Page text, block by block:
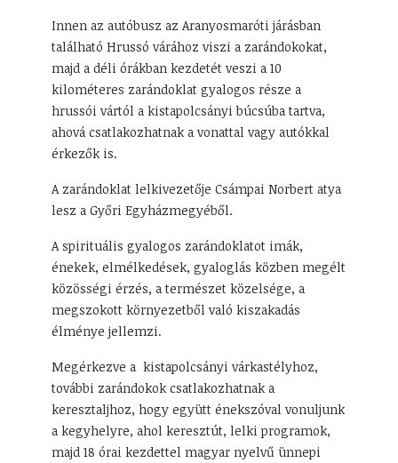
Innen az autóbusz az Aranyosmaróti járásban
található Hrussó várához viszi a zarándokokat,
majd a déli órákban kezdetét veszi a 10
kilométeres zarándoklat gyalogos része a
hrussói vártól a kistapolcsányi búcsúba tartva,
ahová csatlakozhatnak a vonattal vagy autókkal
érkezők is.
A zarándoklat lelkivezetője Csámpai Norbert atya
lesz a Győri Egyházmegyéből.
A spirituális gyalogos zarándoklatot imák,
énekek, elmélkedések, gyaloglás közben megélt
közösségi érzés, a természet közelsége, a
megszokott környezetből való kiszakadás
élménye jellemzi.
Megérkezve a kistapolcsányi várkastélyhoz,
további zarándokok csatlakozhatnak a
keresztaljhoz, hogy együtt énekszóval vonuljunk
a kegyhelyre, ahol keresztút, lelki programok,
majd 18 órai kezdettel magyar nyelvű ünnepi